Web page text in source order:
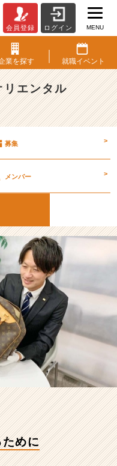
会員登録 ログイン MENU
業を探す 就職イベント
リエンタル
募集 >
メンバー >
めに